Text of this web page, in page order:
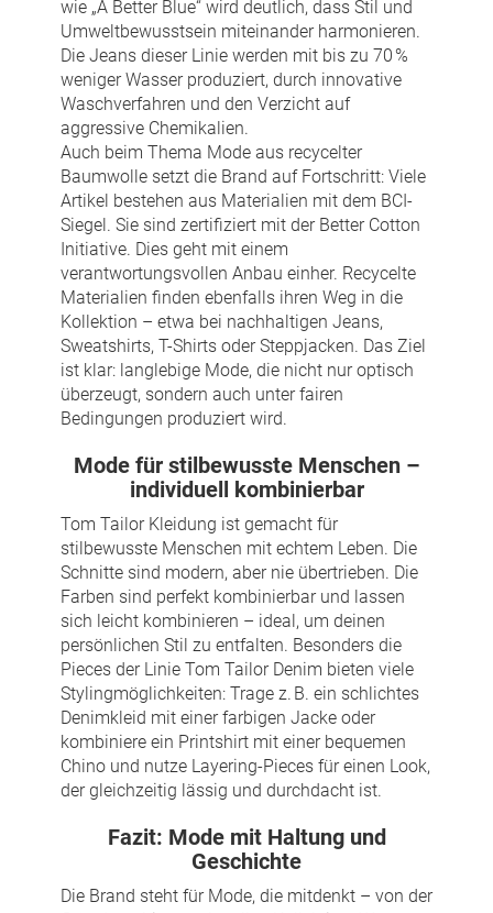
wie „A Better Blue“ wird deutlich, dass Stil und
Umweltbewusstsein miteinander harmonieren.
Die Jeans dieser Linie werden mit bis zu 70 %
weniger Wasser produziert, durch innovative
Waschverfahren und den Verzicht auf
aggressive Chemikalien.
Auch beim Thema Mode aus recycelter
Baumwolle setzt die Brand auf Fortschritt: Viele
Artikel bestehen aus Materialien mit dem BCI-
Siegel. Sie sind zertifiziert mit der Better Cotton
Initiative. Dies geht mit einem
verantwortungsvollen Anbau einher. Recycelte
Materialien finden ebenfalls ihren Weg in die
Kollektion – etwa bei nachhaltigen Jeans,
Sweatshirts, T-Shirts oder Steppjacken. Das Ziel
ist klar: langlebige Mode, die nicht nur optisch
überzeugt, sondern auch unter fairen
Bedingungen produziert wird.
Mode für stilbewusste Menschen –
individuell kombinierbar
Tom Tailor Kleidung ist gemacht für
stilbewusste Menschen mit echtem Leben. Die
Schnitte sind modern, aber nie übertrieben. Die
Farben sind perfekt kombinierbar und lassen
sich leicht kombinieren – ideal, um deinen
persönlichen Stil zu entfalten. Besonders die
Pieces der Linie Tom Tailor Denim bieten viele
Stylingmöglichkeiten: Trage z. B. ein schlichtes
Denimkleid mit einer farbigen Jacke oder
kombiniere ein Printshirt mit einer bequemen
Chino und nutze Layering-Pieces für einen Look,
der gleichzeitig lässig und durchdacht ist.
Fazit: Mode mit Haltung und
Geschichte
Die Brand steht für Mode, die mitdenkt – von der